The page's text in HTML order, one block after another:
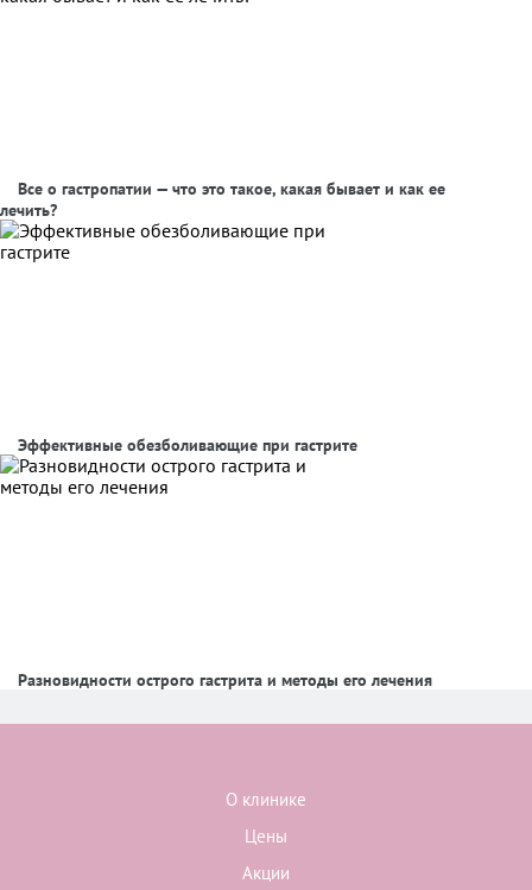
Все о гастропатии — что это такое, какая бывает и как ее
лечить?
Эффективные обезболивающие при гастрите
Разновидности острого гастрита и методы его лечения
О клинике
Цены
Акции